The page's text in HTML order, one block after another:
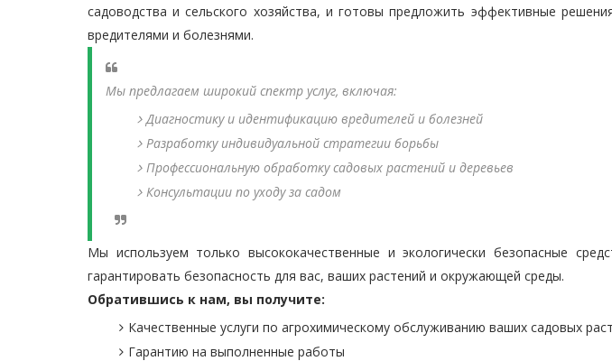
садоводства и сельского хозяйства, и готовы предложить эффективные
вредителями и болезнями.
Мы предлагаем широкий спектр услуг, включая:
Диагностику и идентификацию вредителей и болезней
Разработку индивидуальной стратегии борьбы
Профессиональную обработку садовых растений и деревьев
Консультации по уходу за садом
Мы используем только высококачественные и экологически безопасные
гарантировать безопасность для вас, ваших растений и окружающей среды.
Обратившись к нам, вы получите:
Качественные услуги по агрохимическому обслуживанию ваших садовых
Гарантию на выполненные работы